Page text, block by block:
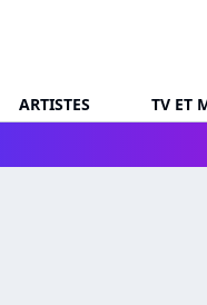
ARTISTES TV ET